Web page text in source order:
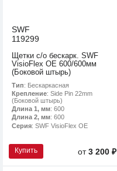
SWF
119299
Щетки с/о бескарк. SWF
VisioFlex OE 600/600мм
(Боковой штырь)
Тип: Бескаркасная
Крепление: Side Pin 22mm
(Боковой штырь)
Длина 1, мм: 600
Длина 2, мм: 600
Серия: SWF VisioFlex OE
Купить от3 200 ₽